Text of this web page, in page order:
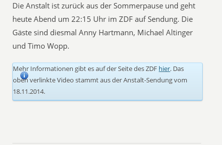
Die Anstalt ist zurück aus der Sommerpause und geht
heute Abend um 22:15 Uhr im ZDF auf Sendung. Die
Gäste sind diesmal Anny Hartmann, Michael Altinger
und Timo Wopp.
Mehr Informationen gibt es auf der Seite des ZDF hier. Das
oben verlinkte Video stammt aus der Anstalt-Sendung vom
18.11.2014.